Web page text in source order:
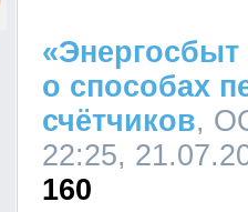
о способах
счётчиков,
22:25,
160